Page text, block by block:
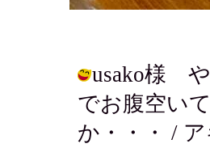
usako様
でお腹空い
か・・・ / ア